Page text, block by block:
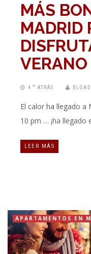
MÁS
MADRID
VERANO
4 “” ATRÁS
El calor ha llegado a
10 pm … ¡ha
LEER MÁS
APARTAMENTOS EN